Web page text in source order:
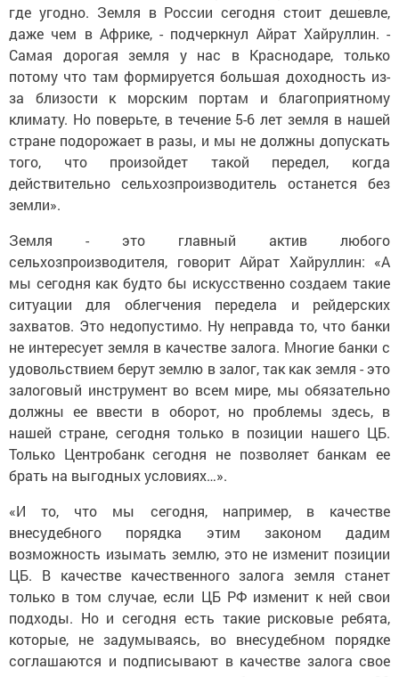
где угодно. Земля в России сегодня стоит дешевле,
даже чем в Африке, - подчеркнул Айрат Хайруллин. -
Самая дорогая земля у нас в Краснодаре, только
потому что там формируется большая доходность из-
за близости к морским портам и благоприятному
климату. Но поверьте, в течение 5-6 лет земля в нашей
стране подорожает в разы, и мы не должны допускать
того, что произойдет такой передел, когда
действительно сельхозпроизводитель останется без
земли».
Земля - это главный актив любого
сельхозпроизводителя, говорит Айрат Хайруллин: «А
мы сегодня как будто бы искусственно создаем такие
ситуации для облегчения передела и рейдерских
захватов. Это недопустимо. Ну неправда то, что банки
не интересует земля в качестве залога. Многие банки с
удовольствием берут землю в залог, так как земля - это
залоговый инструмент во всем мире, мы обязательно
должны ее ввести в оборот, но проблемы здесь, в
нашей стране, сегодня только в позиции нашего ЦБ.
Только Центробанк сегодня не позволяет банкам ее
брать на выгодных условиях…».
«И то, что мы сегодня, например, в качестве
внесудебного порядка этим законом дадим
возможность изымать землю, это не изменит позиции
ЦБ. В качестве качественного залога земля станет
только в том случае, если ЦБ РФ изменит к ней свои
подходы. Но и сегодня есть такие рисковые ребята,
которые, не задумываясь, во внесудебном порядке
соглашаются и подписывают в качестве залога свое